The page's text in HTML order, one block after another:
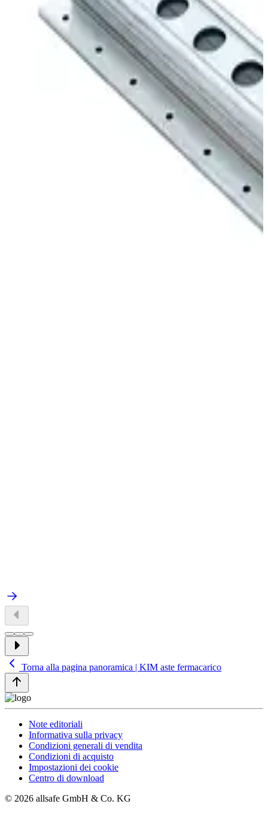
Torna alla pagina panoramica | KIM aste fermacarico
Note editoriali
Informativa sulla privacy
Condizioni generali di vendita
Condizioni di acquisto
Impostazioni dei cookie
Centro di download
© 2026 allsafe GmbH & Co. KG